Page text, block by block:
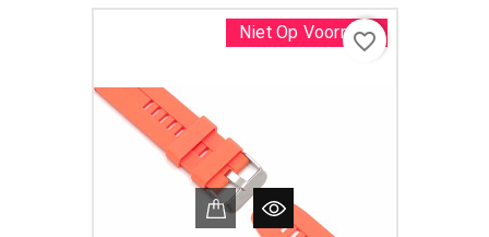
Niet Op Voorraad
favorite_border